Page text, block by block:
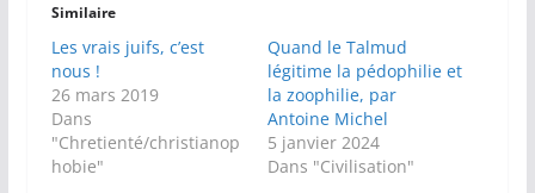
Similaire
Les vrais juifs, c’est
nous !
26 mars 2019
Dans
"Chretienté/christianop
hobie"
Quand le Talmud
légitime la pédophilie et
la zoophilie, par
Antoine Michel
5 janvier 2024
Dans "Civilisation"